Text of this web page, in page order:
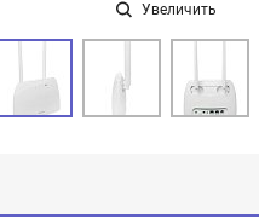
Увеличить